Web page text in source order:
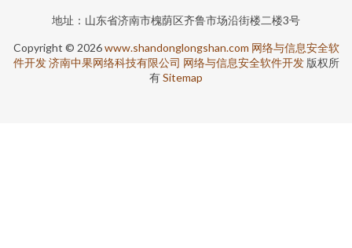
地址：山东省济南市槐荫区齐鲁市场沿街楼二楼3号
Copyright © 2026www.shandonglongshan.com 网络与信息安全软
件开发 济南中果网络科技有限公司 网络与信息安全软件开发版权所
有Sitemap